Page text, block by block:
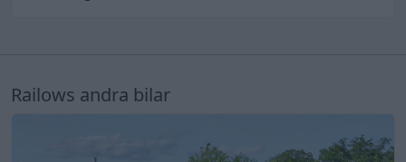
Railows andra bilar